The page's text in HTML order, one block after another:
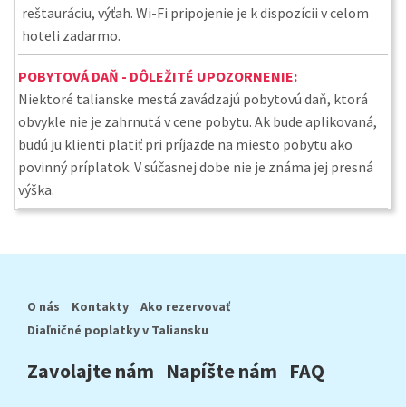
reštauráciu, výťah. Wi-Fi pripojenie je k dispozícii v celom
hoteli zadarmo.
POBYTOVÁ DAŇ - DÔLEŽITÉ UPOZORNENIE:
Niektoré talianske mestá zavádzajú pobytovú daň, ktorá
obvykle nie je zahrnutá v cene pobytu. Ak bude aplikovaná,
budú ju klienti platiť pri príjazde na miesto pobytu ako
povinný príplatok. V súčasnej dobe nie je známa jej presná
výška.
O nás Kontakty
Ako rezervovať
Diaľničné poplatky v Taliansku
Zavolajte nám Napíšte nám FAQ